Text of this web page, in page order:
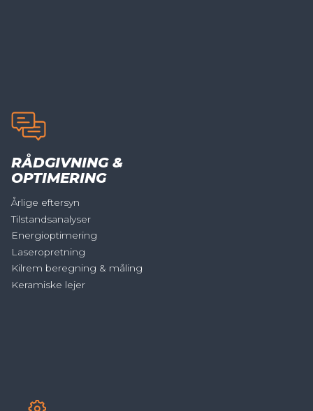
RÅDGIVNING &
OPTIMERING
Årlige eftersyn
Tilstandsanalyser
Energioptimering
Laseropretning
Kilrem beregning & måling
Keramiske lejer